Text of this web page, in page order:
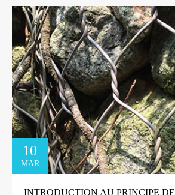
10
MAR
INTRODUCTION AU PRINCIPE DE